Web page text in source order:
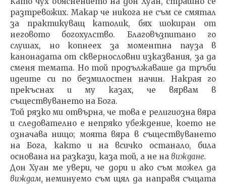
разт­ревожих. Макар че никога не съм се смятал
за практику­ващ католик, бях шокиран от
неговото богохулство. Благовъзпитано го
слушах, но копнеех за моментна пау­за в
канонадата от сквернословни изказвания, за да
сме­ня темата. Но той продължаваше да тръби
идеите си по безмилостен начин. Накрая го
прекъснах и му казах, че вярвам в
съществуването на Бога.
Той рязко ми отвърна, че това е религиозна вяра
и следователно е непряко убеждение, което не
означава нищо; моята вяра в съществуването
на Бога, както и на всичко останало, била
основана на разкази, каза той, а не на виждане.
Дон Хуан ме увери, че дори и ако съм можел да
виж­дам, неминуемо съм щял да направя същата